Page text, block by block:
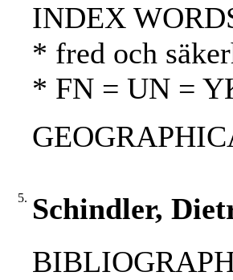
INDEX
* fred och
* FN = UN =
5. Schindler,